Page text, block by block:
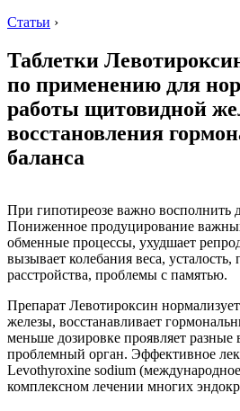
Статьи ›
Таблетки
по применению для
работы щитовидной
восстановления
баланса
При гипотиреозе важно восполнить
Пониженное продуцирование
обменные процессы, ухудшает
вызывает колебания веса,
расстройства, проблемы с памятью.
Препарат Левотироксин
железы, восстанавливает
меньше дозировке проявляет разные
проблемный орган. Эффективное
Levothyroxine sodium
комплексном лечении многих